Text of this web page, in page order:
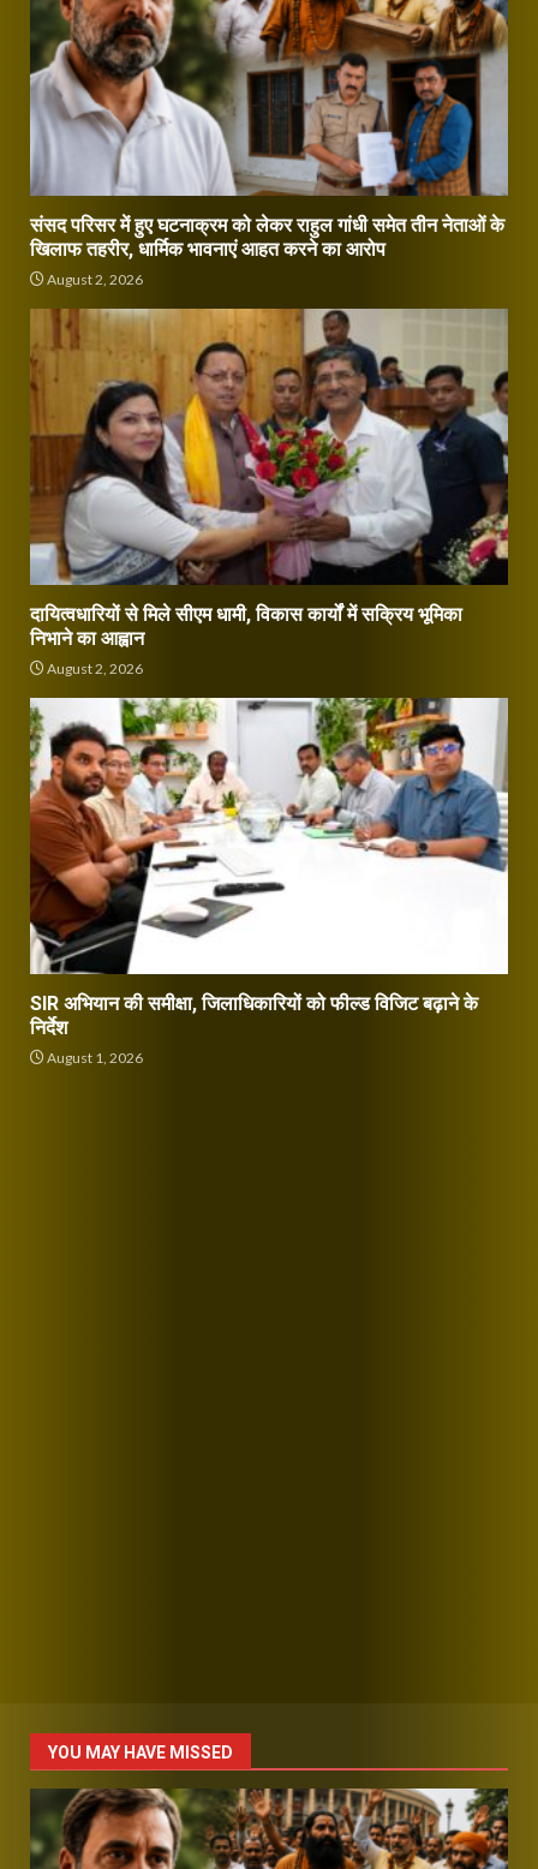
संसद परिसर में हुए घटनाक्रम को लेकर राहुल गांधी समेत तीन नेताओं के
खिलाफ तहरीर, धार्मिक भावनाएं आहत करने का आरोप
August 2, 2026
दायित्वधारियों से मिले सीएम धामी, विकास कार्यों में सक्रिय भूमिका
निभाने का आह्वान
August 2, 2026
SIR अभियान की समीक्षा, जिलाधिकारियों को फील्ड विजिट बढ़ाने के
निर्देश
August 1, 2026
YOU MAY HAVE MISSED